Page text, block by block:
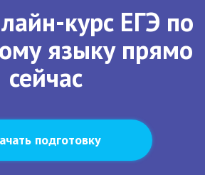
курс ЕГЭ по
языку прямо
сейчас
подготовку